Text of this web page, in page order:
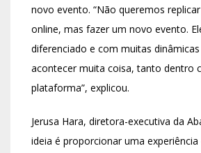
novo evento. “Não queremos
online, mas fazer um novo evento.
diferenciado e com muitas dinâmicas
acontecer muita coisa, tanto dentro
plataforma”, explicou.
Jerusa Hara, diretora-executiva da
ideia é proporcionar uma